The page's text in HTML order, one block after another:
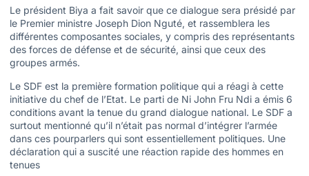
Le président Biya a fait savoir que ce dialogue sera présidé par
le Premier ministre Joseph Dion Nguté, et rassemblera les
différentes composantes sociales, y compris des représentants
des forces de défense et de sécurité, ainsi que ceux des
groupes armés.
Le SDF est la première formation politique qui a réagi à cette
initiative du chef de l’Etat. Le parti de Ni John Fru Ndi a émis 6
conditions avant la tenue du grand dialogue national. Le SDF a
surtout mentionné qu’il n’était pas normal d’intégrer l’armée
dans ces pourparlers qui sont essentiellement politiques. Une
déclaration qui a suscité une réaction rapide des hommes en
tenues